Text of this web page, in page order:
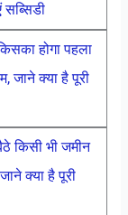
होगा पहला
जाने क्या है पूरी
किसी भी जमीन
क्या है पूरी